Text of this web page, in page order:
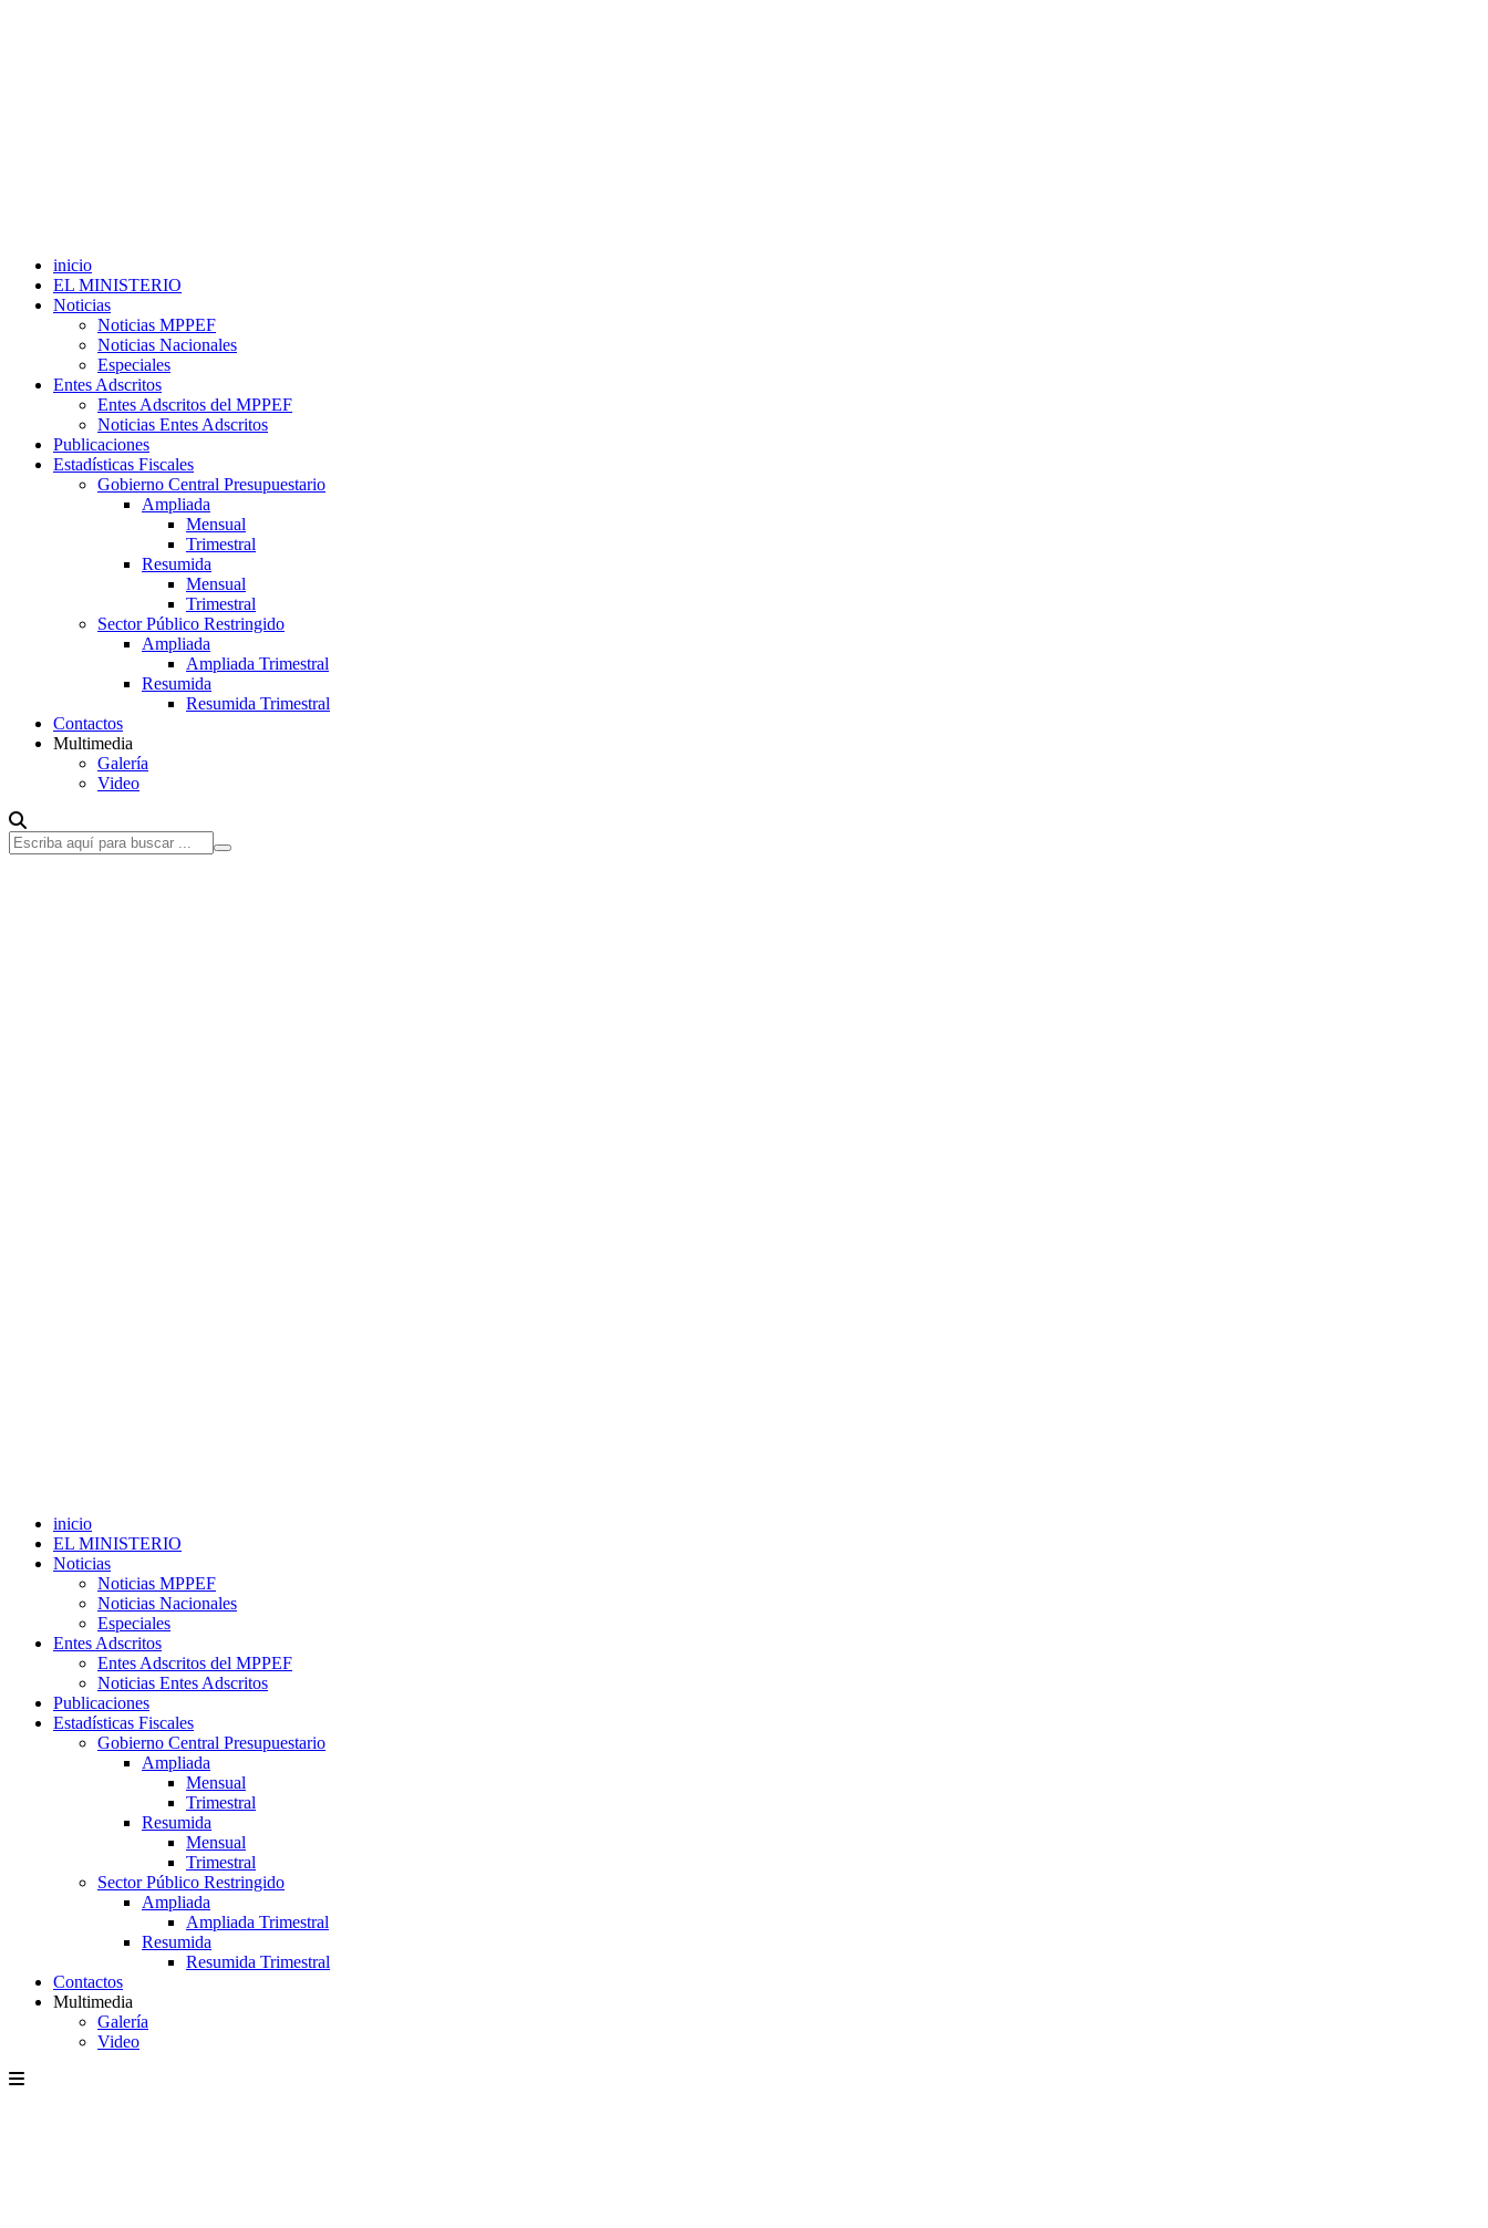
inicio
EL MINISTERIO
Noticias
Noticias MPPEF
Noticias Nacionales
Especiales
Entes Adscritos
Entes Adscritos del MPPEF
Noticias Entes Adscritos
Publicaciones
Estadísticas Fiscales
Gobierno Central Presupuestario
Ampliada
Mensual
Trimestral
Resumida
Mensual
Trimestral
Sector Público Restringido
Ampliada
Ampliada Trimestral
Resumida
Resumida Trimestral
Contactos
Multimedia
Galería
Video
inicio
EL MINISTERIO
Noticias
Noticias MPPEF
Noticias Nacionales
Especiales
Entes Adscritos
Entes Adscritos del MPPEF
Noticias Entes Adscritos
Publicaciones
Estadísticas Fiscales
Gobierno Central Presupuestario
Ampliada
Mensual
Trimestral
Resumida
Mensual
Trimestral
Sector Público Restringido
Ampliada
Ampliada Trimestral
Resumida
Resumida Trimestral
Contactos
Multimedia
Galería
Video